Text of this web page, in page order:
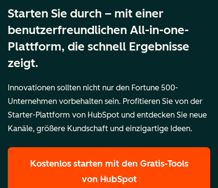
Starten Sie durch – mit einer
benutzerfreundlichen All-in-one-
Plattform, die schnell Ergebnisse
zeigt.
Innovationen sollten nicht nur den Fortune 500-
Unternehmen vorbehalten sein. Profitieren Sie von der
Starter-Plattform von HubSpot und entdecken Sie neue
Kanäle, größere Kundschaft und einzigartige Ideen.
Kostenlos starten mit den Gratis-Tools
von HubSpot